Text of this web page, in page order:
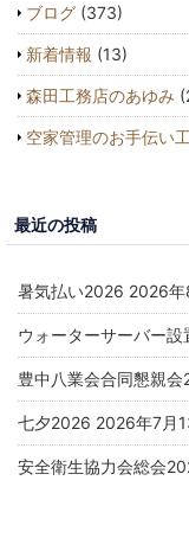
ブログ (373)
新着情報 (13)
森田工務店のあゆみ
空家管理のお手伝い
最近の投稿
暑気払い2026 2026年
ウォーターサーバー設
豊中八業会合同懇親会
七夕2026 2026年7月
安全衛生協力会総会